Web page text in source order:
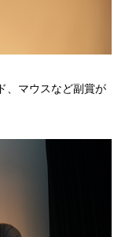
、マウスなど副賞が